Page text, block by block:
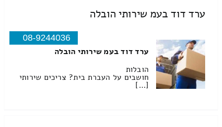
ערד דוד בעמ שירותי הובלה
08-9244036
ערד דוד בעמ שירותי הובלה
הובלות
חושבים על העברת בית? צריכים שירותי
[…]